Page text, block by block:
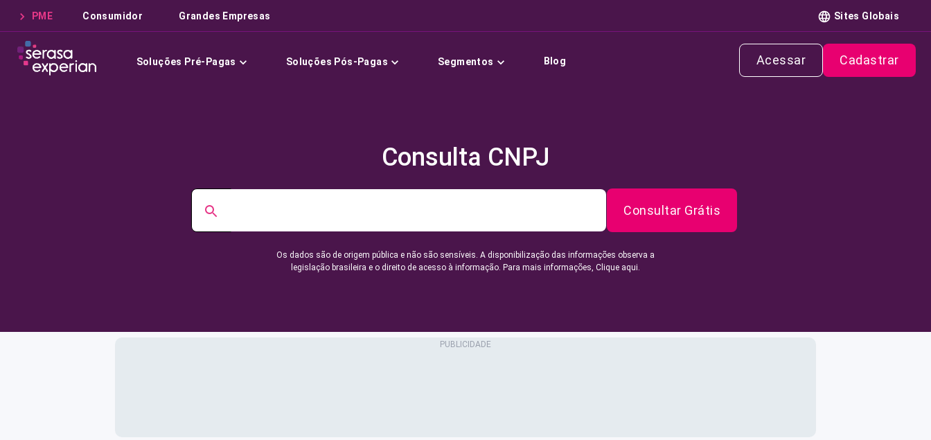
PME Consumidor Grandes Empresas Sites Globais
Soluções Pré-Pagas Soluções Pós-Pagas Segmentos Blog Acessar Cadastrar
Consulta CNPJ
Consultar Grátis
Os dados são de origem pública e não são sensíveis. A disponibilização das informações observa a
legislação brasileira e o direito de acesso à informação. Para mais informações, Clique aqui.